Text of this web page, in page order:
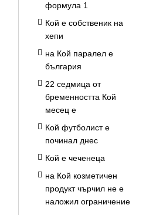
формула 1
Кой е собственик на
хепи
на Кой паралел е
българия
22 седмица от
бременността Кой
месец е
Кой футболист е
починал днес
Кой е чеченеца
на Кой козметичен
продукт чърчил не е
наложил ограничение